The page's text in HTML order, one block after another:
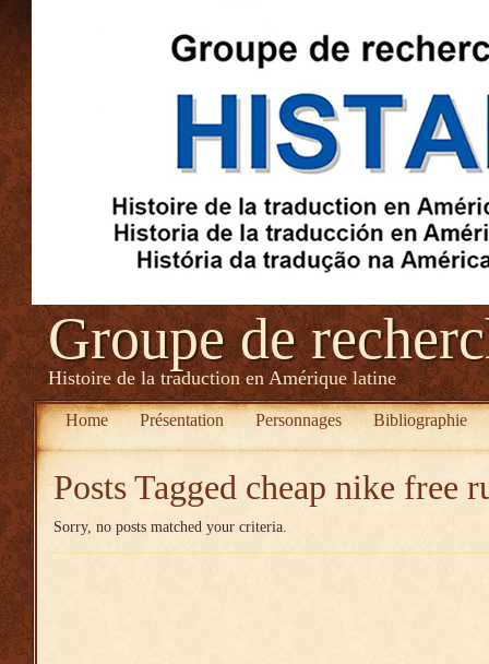
Groupe de
Histoire de la traduction en Amérique latine
Home Présentation Personnages Bibliographie
Posts Tagged cheap nike free
Sorry, no posts matched your criteria.